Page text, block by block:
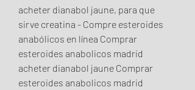
acheter dianabol jaune, para que
sirve creatina - Compre esteroides
anabólicos en línea Comprar
esteroides anabolicos madrid
acheter dianabol jaune Comprar
esteroides anabolicos madrid